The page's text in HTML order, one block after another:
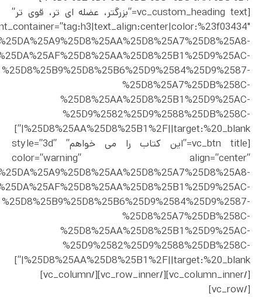
[vc_custom_heading text=”بزرگتر، عضله ای تر، قوی تر”
%25D8%25B9%25D8%25B6%25D9%2584%25D9%2587-
%25D8%25A7%25DB%258C-
%25D8%25AA%25D8%25B1%25D9%25AC-
%25D9%2582%25D9%2588%25DB%258C-
%25D8%25AA%25D8%25B1%2F||target:%20_blank|”]
[vc_btn title=”این کتاب را می خواهم” style=”3d”
color=”warning” align=”center”
%25D8%25B9%25D8%25B6%25D9%2584%25D9%2587-
%25D8%25A7%25DB%258C-
%25D8%25AA%25D8%25B1%25D9%25AC-
%25D9%2582%25D9%2588%25DB%258C-
%25D8%25AA%25D8%25B1%2F||target:%20_blank|”]
[/vc_column_inner][/vc_row_inner][/vc_column]
[/vc_row]